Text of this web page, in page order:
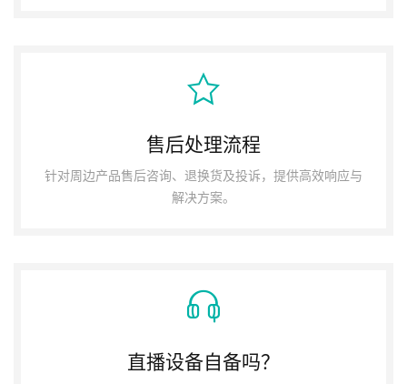
售后处理流程
针对周边产品售后咨询、退换货及投诉，提供高效响应与
解决方案。
直播设备自备吗？